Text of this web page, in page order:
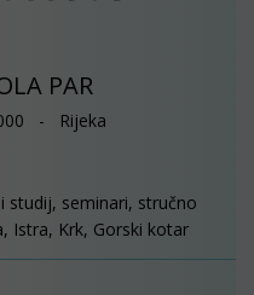
PAR
- Rijeka
studij, seminari, stručno
Istra, Krk, Gorski kotar